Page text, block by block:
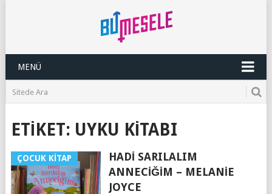
MENÜ
ETIKET: UYKU KITABI
ÇOCUK KITAP
HADI SARILALIM
ANNECIĞIM – MELANIE
JOYCE